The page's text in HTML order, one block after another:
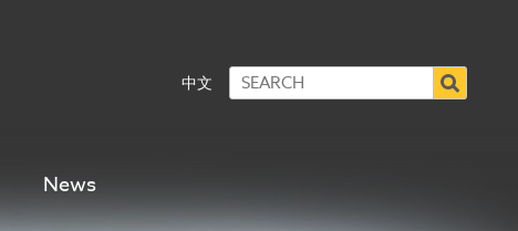
中文
News